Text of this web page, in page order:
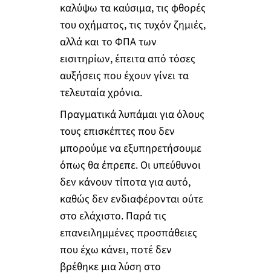
καλύψω τα καύσιμα, τις φθορές
του οχήματος, τις τυχόν ζημιές,
αλλά και το ΦΠΑ των
εισιτηρίων, έπειτα από τόσες
αυξήσεις που έχουν γίνει τα
τελευταία χρόνια.
Πραγματικά λυπάμαι για όλους
τους επισκέπτες που δεν
μπορούμε να εξυπηρετήσουμε
όπως θα έπρεπε. Οι υπεύθυνοι
δεν κάνουν τίποτα για αυτό,
καθώς δεν ενδιαφέρονται ούτε
στο ελάχιστο. Παρά τις
επανειλημμένες προσπάθειες
που έχω κάνει, ποτέ δεν
βρέθηκε μια λύση στο